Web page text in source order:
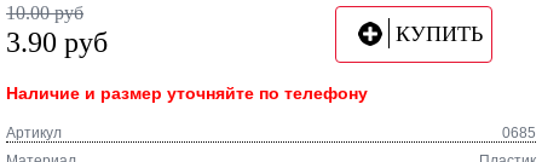
10.00 руб
3.90 руб КУПИТЬ
Наличие и размер уточняйте по телефону
Артикул
0685